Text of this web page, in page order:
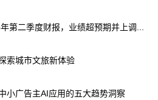
皇家加勒比集团公布2026年第二季度财报，业绩超预期并上调全年业绩指引
索城市文旅新体验
小广告主AI应用的五大趋势洞察